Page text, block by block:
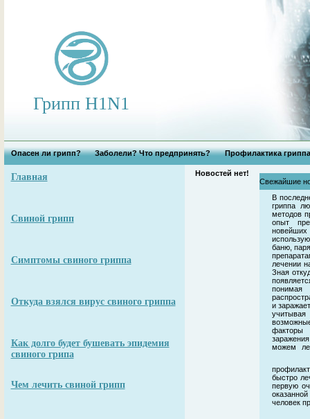
Грипп H1N1
Опасен ли грипп? Заболели? Что предпринять? Профилактика гриппа
Главная
Свиной грипп
Симптомы свиного гриппа
Откуда взялся вирус свиного гриппа
Как долго будет бушевать эпидемия
свиного грипа
Чем лечить свиной грипп
Новостей нет!
Свежайшие
В
гриппа
методов
опыт
новейших
баню,
лечении
Зная
понимая
и
учитывая
факторы
можем
быстро
первую
человек